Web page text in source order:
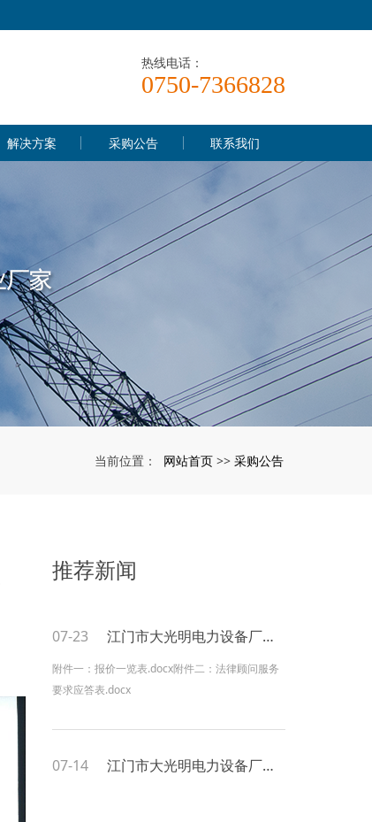
热线电话：
0750-7366828
解决方案 采购公告 联系我们
当前位置： 网站首页 >> 采购公告
推荐新闻
07-23 江门市大光明电力设备厂有限公司2026-2027年度法律顾问服务询价邀请函
附件一：报价一览表.docx附件二：法律顾问服务
要求应答表.docx
07-14 江门市大光明电力设备厂有限公司2026年生产性废料出售询价结果公示